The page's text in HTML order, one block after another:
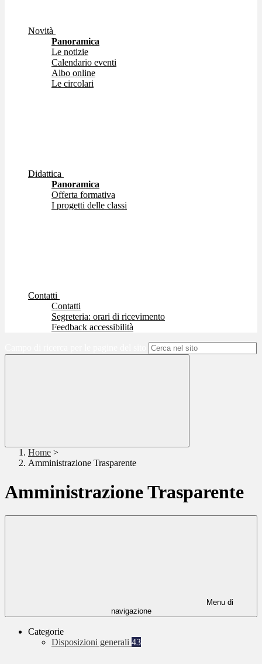
Novità
Panoramica
Le notizie
Calendario eventi
Albo online
Le circolari
Didattica
Panoramica
Offerta formativa
I progetti delle classi
Contatti
Contatti
Segreteria: orari di ricevimento
Feedback accessibilità
Home >
Amministrazione Trasparente
Amministrazione Trasparente
Menu di
navigazione
Categorie
Disposizioni generali 43